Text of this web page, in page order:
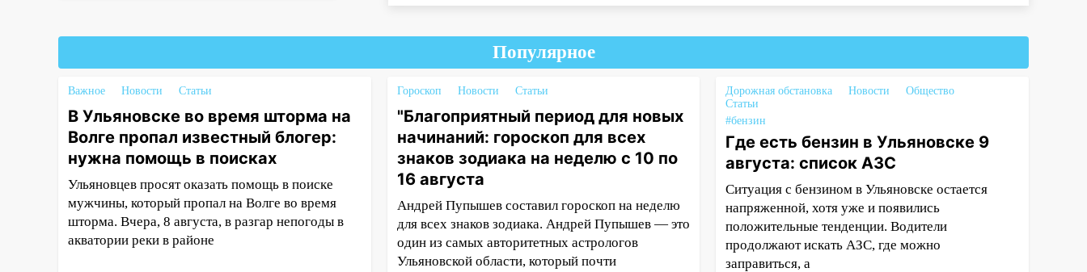
том, с какими сложностями
сталкиваются молодые мамы
13:02 Соцсети: на улице Розы
Люксембург дерево упало на
автомобиль
13:00 «Благоприятный период
для новых начинаний: гороскоп
для всех знаков зодиака на
неделю с 10 по 16 августа
Популярное
Важное Новости Статьи
В Ульяновске во время шторма на
Волге пропал известный блогер:
нужна помощь в поисках
Ульяновцев просят оказать помощь в поиске
мужчины, который пропал на Волге во время
шторма. Вчера, 8 августа, в разгар непогоды в
акватории реки в районе
Гороскоп Новости Статьи
"Благоприятный период для новых
начинаний: гороскоп для всех
знаков зодиака на неделю с 10 по
16 августа
Андрей Пупышев составил гороскоп на неделю
для всех знаков зодиака. Андрей Пупышев — это
один из самых авторитетных астрологов
Ульяновской области, который почти
Дорожная обстановка Новости
Общество
Статьи
#бензин
Где есть бензин в Ульяновске 9
августа: список АЗС
Ситуация с бензином в Ульяновске остается
напряженной, хотя уже и появились
положительные тенденции. Водители
продолжают искать АЗС, где можно
заправиться, а